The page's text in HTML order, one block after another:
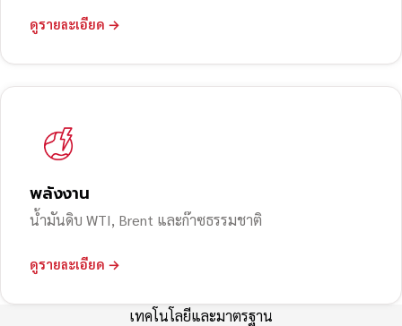
ดูรายละเอียด →
พลังงาน
น้ำมันดิบ WTI, Brent และก๊าซธรรมชาติ
ดูรายละเอียด →
เทคโนโลยีและมาตรฐาน